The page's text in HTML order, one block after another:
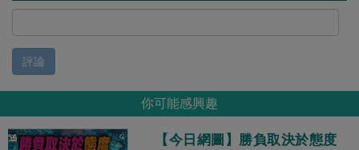
評論
你可能感興趣
【今日網圖】勝負取決於態度